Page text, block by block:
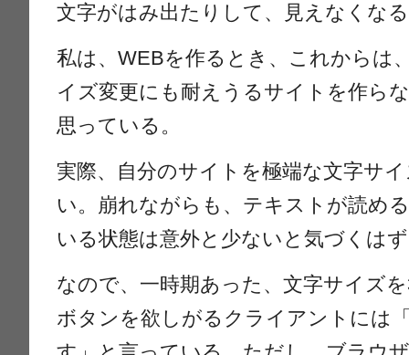
文字がはみ出たりして、見えなくな
私は、WEBを作るとき、これからは
イズ変更にも耐えうるサイトを作ら
思っている。
実際、自分のサイトを極端な文字サ
い。崩れながらも、テキストが読め
いる状態は意外と少ないと気づくは
なので、一時期あった、文字サイズ
ボタンを欲しがるクライアントには